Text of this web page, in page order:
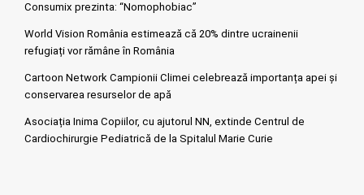
Consumix prezinta: “Nomophobiac”
World Vision România estimează că 20% dintre ucrainenii
refugiați vor rămâne în România
Cartoon Network Campionii Climei celebrează importanța apei și
conservarea resurselor de apă
Asociația Inima Copiilor, cu ajutorul NN, extinde Centrul de
Cardiochirurgie Pediatrică de la Spitalul Marie Curie